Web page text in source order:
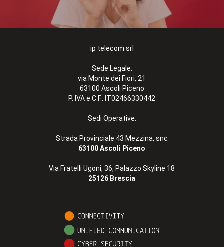
ip telecom srl
Sede Legale:
via Monte dei Fiori, 21
63100 Ascoli Piceno
P. IVA e C.F.: IT02466330442
Sedi Operative:
Strada Provinciale 43 Mezzina, snc
63100 Ascoli Piceno
Via Fratelli Ugoni, 36, Palazzo Skyline 18
25126 Brescia